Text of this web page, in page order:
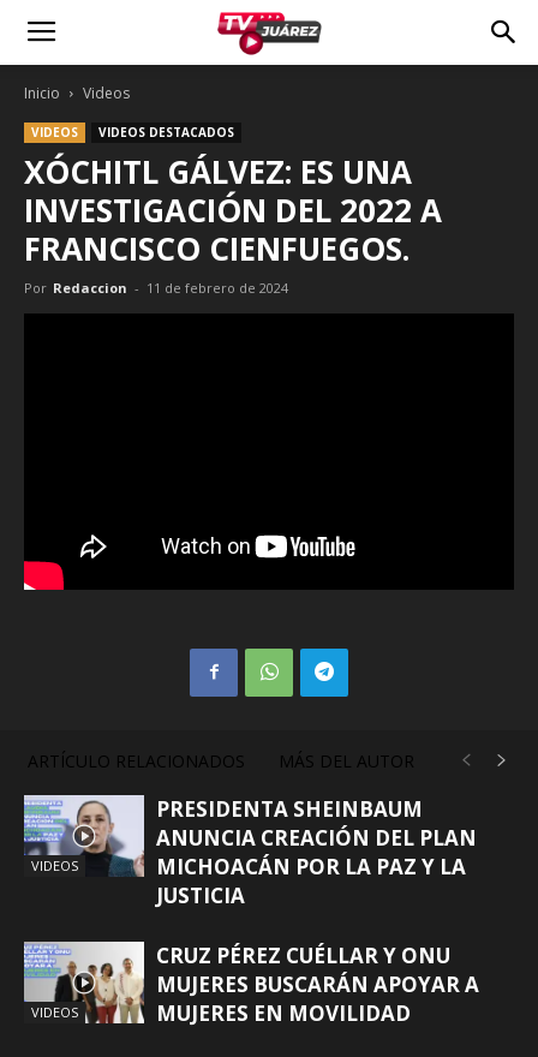
Inicio Videos
VIDEOS VIDEOS DESTACADOS
XÓCHITL GÁLVEZ: ES UNA
INVESTIGACIÓN DEL 2022 A
FRANCISCO CIENFUEGOS.
Por Redaccion - 11 de febrero de 2024
ARTÍCULO RELACIONADOS MÁS DEL AUTOR
VIDEOS
PRESIDENTA SHEINBAUM
ANUNCIA CREACIÓN DEL PLAN
MICHOACÁN POR LA PAZ Y LA
JUSTICIA
VIDEOS
CRUZ PÉREZ CUÉLLAR Y ONU
MUJERES BUSCARÁN APOYAR A
MUJERES EN MOVILIDAD